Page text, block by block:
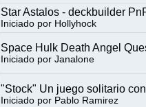
Star Astalos - deckbuilder
Iniciado por Hollyhock
Space Hulk Death Angel
Iniciado porJanalone
"Stock" Un juego solitario
Iniciado por Pablo Ramirez